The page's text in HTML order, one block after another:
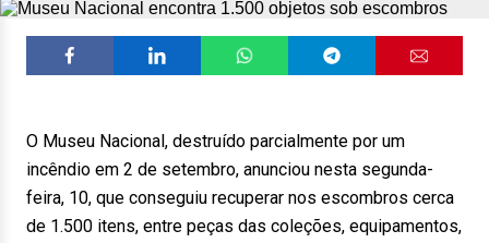
O Museu Nacional, destruído parcialmente por um
incêndio em 2 de setembro, anunciou nesta segunda-
feira, 10, que conseguiu recuperar nos escombros cerca
de 1.500 itens, entre peças das coleções, equipamentos,